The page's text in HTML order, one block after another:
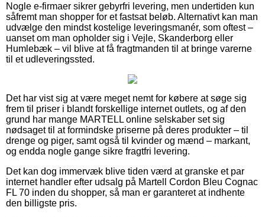
Nogle e-firmaer sikrer gebyrfri levering, men undertiden kun
såfremt man shopper for et fastsat beløb. Alternativt kan man
udvælge den mindst kostelige leveringsmanér, som oftest –
uanset om man opholder sig i Vejle, Skanderborg eller
Humlebæk – vil blive at få fragtmanden til at bringe varerne
til et udleveringssted.
Det har vist sig at være meget nemt for købere at søge sig
frem til priser i blandt forskellige internet outlets, og af den
grund har mange MARTELL online selskaber set sig
nødsaget til at formindske priserne på deres produkter – til
drenge og piger, samt også til kvinder og mænd – markant,
og endda nogle gange sikre fragtfri levering.
Det kan dog immervæk blive tiden værd at granske et par
internet handler efter udsalg på Martell Cordon Bleu Cognac
FL 70 inden du shopper, så man er garanteret at indhente
den billigste pris.